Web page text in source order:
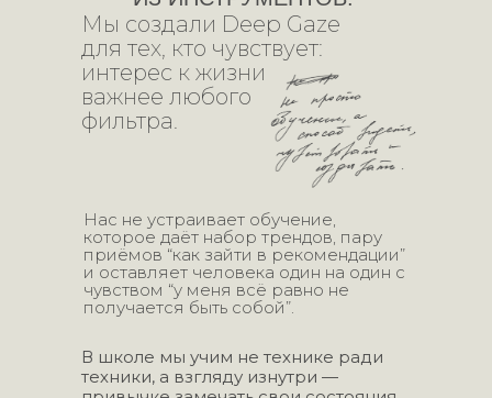
Мы создали Deep Gaze
для тех, кто чувствует:
интерес к жизни
важнее любого
фильтра.
Нас не устраивает обучение,
которое даёт набор трендов, пару
приёмов “как зайти в рекомендации”
и оставляет человека один на один с
чувством “у меня всё равно не
получается быть собой”.
В школе мы учим не технике ради
техники, а взгляду изнутри —